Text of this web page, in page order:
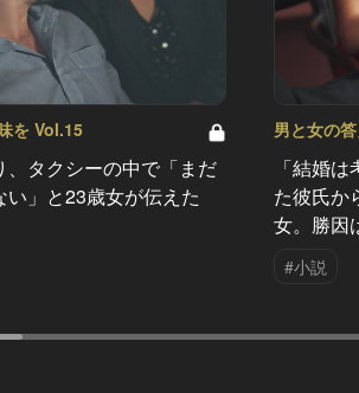
を Vol.15
、タクシーの中で「まだ
い」と23歳女が伝えた
男と女の
「結婚
た彼氏か
女。勝因
#小説